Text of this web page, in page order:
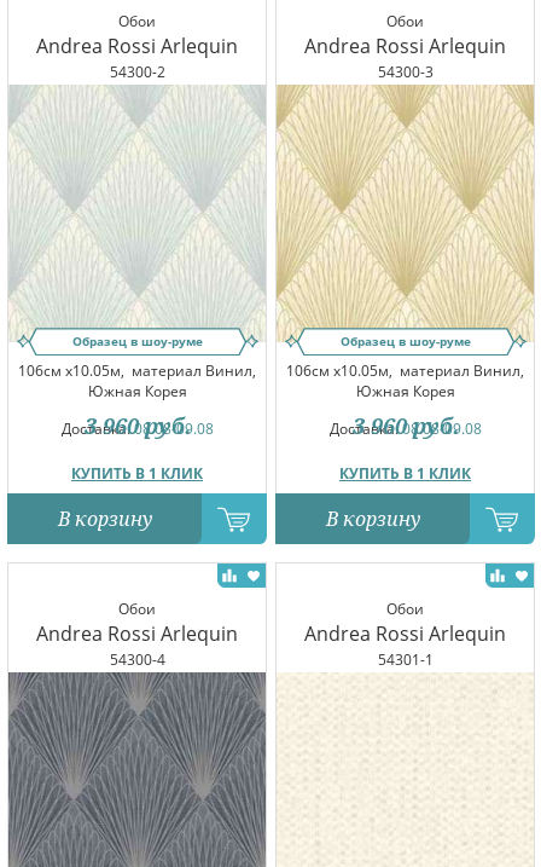
Обои
Andrea Rossi Arlequin
54300-2
Образец в шоу-руме
106см x10.05м, материал Винил,
Южная Корея
Доставка:08.08-09.08
КУПИТЬ В 1 КЛИК
3 960 руб.
В корзину
Обои
Andrea Rossi Arlequin
54300-3
Образец в шоу-руме
106см x10.05м, материал Винил,
Южная Корея
Доставка:08.08-09.08
КУПИТЬ В 1 КЛИК
3 960 руб.
В корзину
Обои
Andrea Rossi Arlequin
54300-4
Обои
Andrea Rossi Arlequin
54301-1